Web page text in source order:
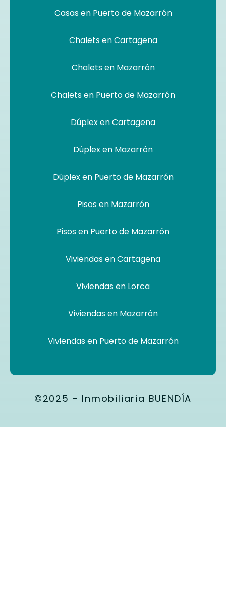
Casas en Puerto de Mazarrón
Chalets en Cartagena
Chalets en Mazarrón
Chalets en Puerto de Mazarrón
Dúplex en Cartagena
Dúplex en Mazarrón
Dúplex en Puerto de Mazarrón
Pisos en Mazarrón
Pisos en Puerto de Mazarrón
Viviendas en Cartagena
Viviendas en Lorca
Viviendas en Mazarrón
Viviendas en Puerto de Mazarrón
©2025 - Inmobiliaria BUENDÍA